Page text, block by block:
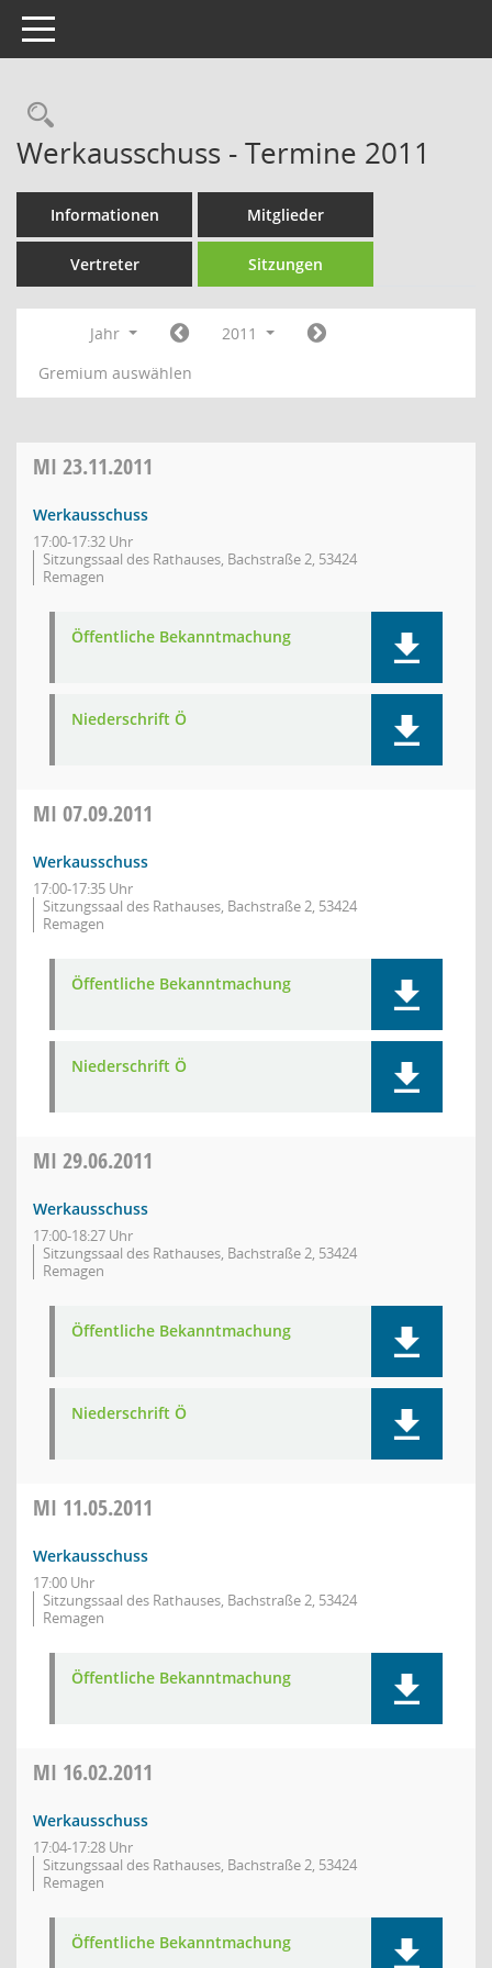
Toggle navigation
Rechercheauswahl
Werkausschuss - Termine 2011
Informationen Mitglieder
Vertreter Sitzungen
Jahr
2011
Gremium auswählen
MI 23.11.2011
Werkausschuss
17:00-17:32 Uhr
Sitzungssaal des Rathauses, Bachstraße 2, 53424
Remagen
Öffentliche Bekanntmachung
Niederschrift Ö
MI 07.09.2011
Werkausschuss
17:00-17:35 Uhr
Sitzungssaal des Rathauses, Bachstraße 2, 53424
Remagen
Öffentliche Bekanntmachung
Niederschrift Ö
MI 29.06.2011
Werkausschuss
17:00-18:27 Uhr
Sitzungssaal des Rathauses, Bachstraße 2, 53424
Remagen
Öffentliche Bekanntmachung
Niederschrift Ö
MI 11.05.2011
Werkausschuss
17:00 Uhr
Sitzungssaal des Rathauses, Bachstraße 2, 53424
Remagen
Öffentliche Bekanntmachung
MI 16.02.2011
Werkausschuss
17:04-17:28 Uhr
Sitzungssaal des Rathauses, Bachstraße 2, 53424
Remagen
Öffentliche Bekanntmachung